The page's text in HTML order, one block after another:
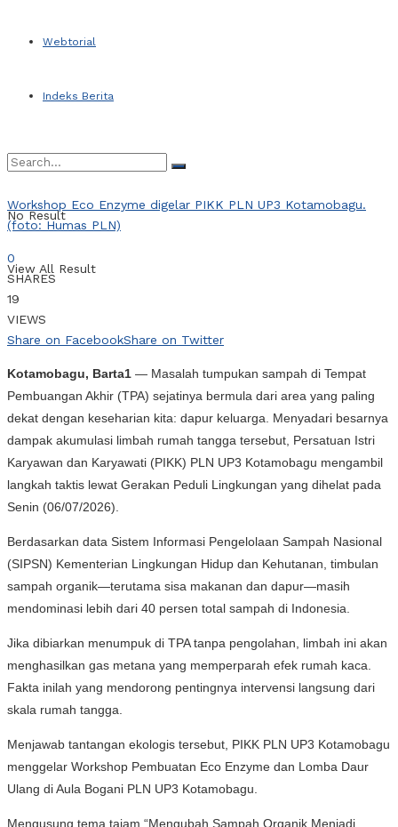
Webtorial
Indeks Berita
No Result
View All Result
Workshop Eco Enzyme digelar PIKK PLN UP3 Kotamobagu.
(foto: Humas PLN)
0
SHARES
19
VIEWS
Share on FacebookShare on Twitter
Kotamobagu, Barta1 — Masalah tumpukan sampah di Tempat
Pembuangan Akhir (TPA) sejatinya bermula dari area yang paling
dekat dengan keseharian kita: dapur keluarga. Menyadari besarnya
dampak akumulasi limbah rumah tangga tersebut, Persatuan Istri
Karyawan dan Karyawati (PIKK) PLN UP3 Kotamobagu mengambil
langkah taktis lewat Gerakan Peduli Lingkungan yang dihelat pada
Senin (06/07/2026).
Berdasarkan data Sistem Informasi Pengelolaan Sampah Nasional
(SIPSN) Kementerian Lingkungan Hidup dan Kehutanan, timbulan
sampah organik—terutama sisa makanan dan dapur—masih
mendominasi lebih dari 40 persen total sampah di Indonesia.
Jika dibiarkan menumpuk di TPA tanpa pengolahan, limbah ini akan
menghasilkan gas metana yang memperparah efek rumah kaca.
Fakta inilah yang mendorong pentingnya intervensi langsung dari
skala rumah tangga.
Menjawab tantangan ekologis tersebut, PIKK PLN UP3 Kotamobagu
menggelar Workshop Pembuatan Eco Enzyme dan Lomba Daur
Ulang di Aula Bogani PLN UP3 Kotamobagu.
Mengusung tema tajam “Mengubah Sampah Organik Menjadi